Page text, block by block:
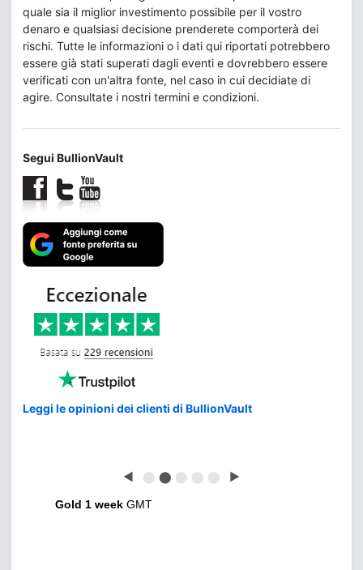
quale sia il miglior investimento possibile per il vostro
denaro e qualsiasi decisione prenderete comporterà dei
rischi. Tutte le informazioni o i dati qui riportati potrebbero
essere già stati superati dagli eventi e dovrebbero essere
verificati con un'altra fonte, nel caso in cui decidiate di
agire. Consultate i nostri termini e condizioni.
Segui BullionVault
Leggi le opinioni dei clienti di BullionVault
◀ ⬤ ⬤ ⬤ ⬤ ⬤ ▶
Gold 1 week GMT